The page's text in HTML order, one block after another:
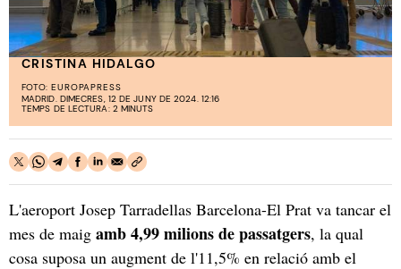
CRISTINA HIDALGO
FOTO: EUROPAPRESS
MADRID. DIMECRES, 12 DE JUNY DE 2024. 12:16
TEMPS DE LECTURA: 2 MINUTS
L'aeroport Josep Tarradellas Barcelona-El Prat va tancar el
mes de maig amb 4,99 milions de passatgers, la qual
cosa suposa un augment de l'11,5% en relació amb el